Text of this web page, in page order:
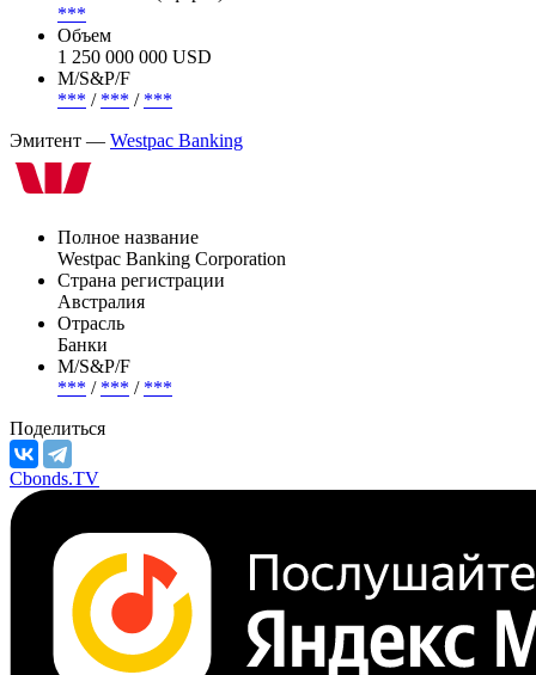
***
Объем
1 250 000 000 USD
М/S&P/F
*** / *** / ***
Эмитент — Westpac Banking
Полное название
Westpac Banking Corporation
Страна регистрации
Австралия
Отрасль
Банки
М/S&P/F
*** / *** / ***
Поделиться
Cbonds.TV